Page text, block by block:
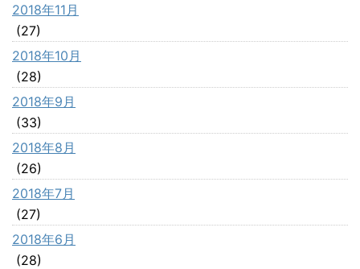
2018年11月
(27)
2018年10月
(28)
2018年9月
(33)
2018年8月
(26)
2018年7月
(27)
2018年6月
(28)